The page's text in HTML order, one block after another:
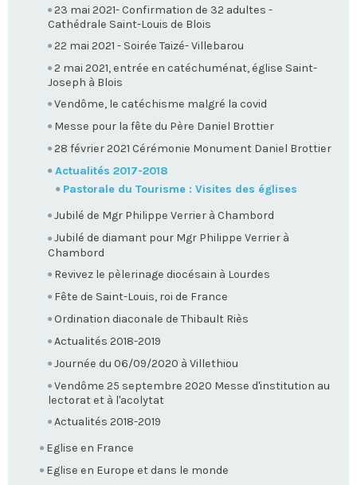
23 mai 2021- Confirmation de 32 adultes -
Cathédrale Saint-Louis de Blois
22 mai 2021 - Soirée Taizé- Villebarou
2 mai 2021, entrée en catéchuménat, église Saint-
Joseph à Blois
Vendôme, le catéchisme malgré la covid
Messe pour la fête du Père Daniel Brottier
28 février 2021 Cérémonie Monument Daniel Brottier
Actualités 2017-2018
Pastorale du Tourisme : Visites des églises
Jubilé de Mgr Philippe Verrier à Chambord
Jubilé de diamant pour Mgr Philippe Verrier à
Chambord
Revivez le pèlerinage diocésain à Lourdes
Fête de Saint-Louis, roi de France
Ordination diaconale de Thibault Riès
Actualités 2018-2019
Journée du 06/09/2020 à Villethiou
Vendôme 25 septembre 2020 Messe d'institution au
lectorat et à l'acolytat
Actualités 2018-2019
Eglise en France
Eglise en Europe et dans le monde